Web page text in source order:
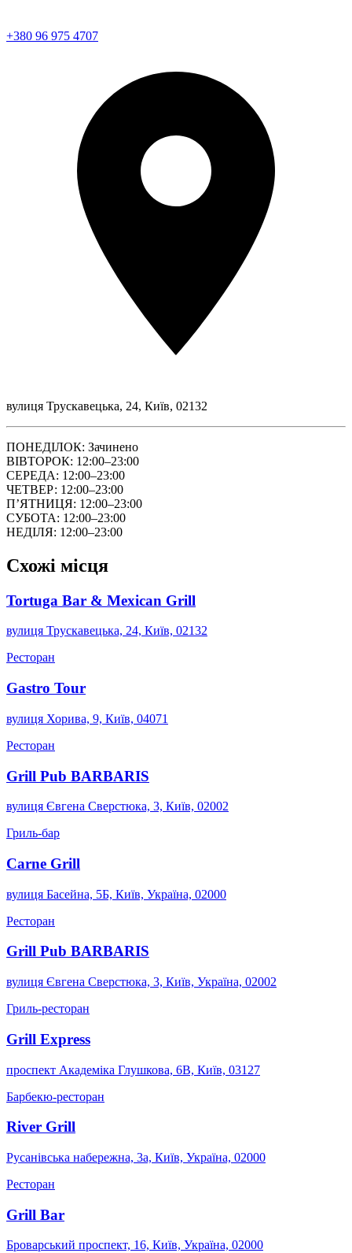
+380 96 975 4707
вулиця Трускавецька, 24, Київ, 02132
ПОНЕДІЛОК: Зачинено
ВІВТОРОК: 12:00–23:00
СЕРЕДА: 12:00–23:00
ЧЕТВЕР: 12:00–23:00
ПʼЯТНИЦЯ: 12:00–23:00
СУБОТА: 12:00–23:00
НЕДІЛЯ: 12:00–23:00
Схожі місця
Tortuga Bar & Mexican Grill
вулиця Трускавецька, 24, Київ, 02132
Ресторан
Gastro Tour
вулиця Хорива, 9, Київ, 04071
Ресторан
Grill Pub BARBARIS
вулиця Євгена Сверстюка, 3, Київ, 02002
Гриль-бар
Carne Grill
вулиця Басейна, 5Б, Київ, Україна, 02000
Ресторан
Grill Pub BARBARIS
вулиця Євгена Сверстюка, 3, Київ, Україна, 02002
Гриль-ресторан
Grill Express
проспект Академіка Глушкова, 6В, Київ, 03127
Барбекю-ресторан
River Grill
Русанівська набережна, 3а, Київ, Україна, 02000
Ресторан
Grill Bar
Броварський проспект, 16, Київ, Україна, 02000